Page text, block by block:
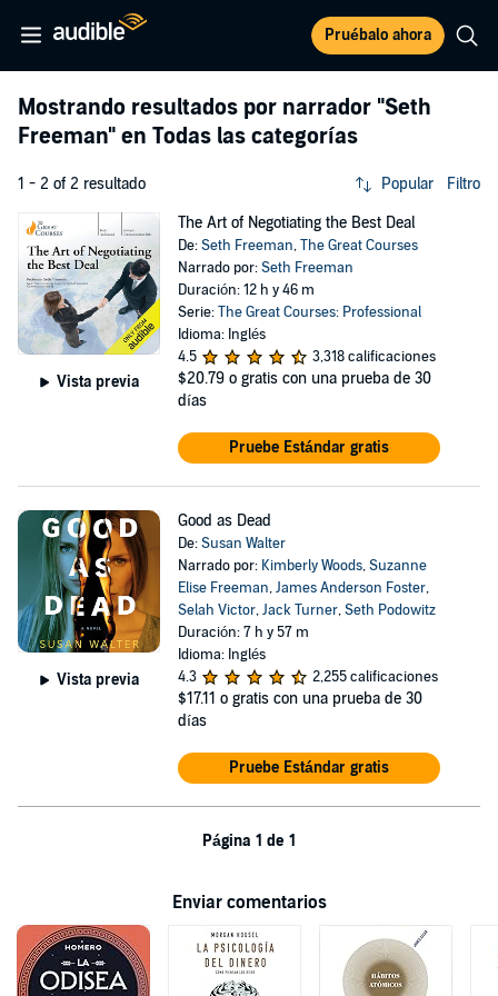
Pruébalo ahora
Mostrando resultados por narrador "Seth
Freeman" en Todas las categorías
1 - 2 of 2 resultado Popular Filtro
Vista previa
The Art of Negotiating the Best Deal
De:Seth Freeman,The Great Courses
Narrado por:Seth Freeman
Duración: 12 h y 46 m
Serie:The Great Courses: Professional
Idioma: Inglés
4.5
3,318 calificaciones
$20.79 o gratis con una prueba de 30
días
Pruebe Estándar gratis
Vista previa
Good as Dead
De:Susan Walter
Narrado por: Kimberly Woods,Suzanne
Elise Freeman,James Anderson Foster,
Selah Victor,Jack Turner,Seth Podowitz
Duración: 7 h y 57 m
Idioma: Inglés
4.3
2,255 calificaciones
$17.11 o gratis con una prueba de 30
días
Pruebe Estándar gratis
Página 1 de 1
Enviar comentarios